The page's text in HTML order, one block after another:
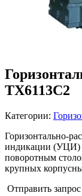
TX6113C2
Категории:
Горизонтально-
индикации (УЦИ)
поворотным
крупных
Отправить запрос